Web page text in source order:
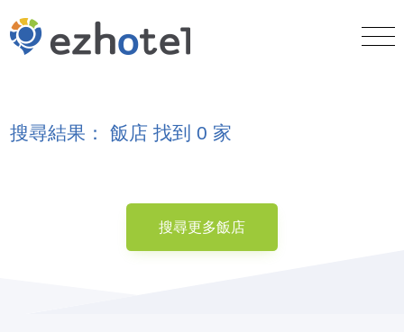
搜尋結果： 飯店 找到 0 家
搜尋更多飯店